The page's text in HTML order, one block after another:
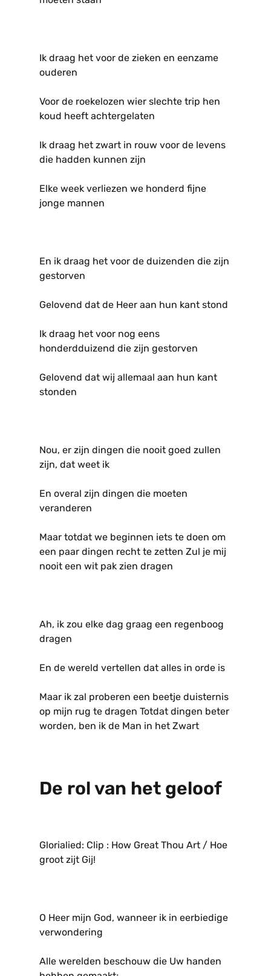
Ik draag het voor de zieken en eenzame
ouderen
Voor de roekelozen wier slechte trip hen
koud heeft achtergelaten
Ik draag het zwart in rouw voor de levens
die hadden kunnen zijn
Elke week verliezen we honderd fijne
jonge mannen
En ik draag het voor de duizenden die zijn
gestorven
Gelovend dat de Heer aan hun kant stond
Ik draag het voor nog eens
honderdduizend die zijn gestorven
Gelovend dat wij allemaal aan hun kant
stonden
Nou, er zijn dingen die nooit goed zullen
zijn, dat weet ik
En overal zijn dingen die moeten
veranderen
Maar totdat we beginnen iets te doen om
een paar dingen recht te zetten Zul je mij
nooit een wit pak zien dragen
Ah, ik zou elke dag graag een regenboog
dragen
En de wereld vertellen dat alles in orde is
Maar ik zal proberen een beetje duisternis
op mijn rug te dragen Totdat dingen beter
worden, ben ik de Man in het Zwart
De rol van het geloof
Glorialied: Clip : How Great Thou Art / Hoe
groot zijt Gij!
O Heer mijn God, wanneer ik in eerbiedige
verwondering
Alle werelden beschouw die Uw handen